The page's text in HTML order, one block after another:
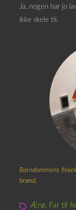
Ja, nogen har jo
ikke skele til.
Barndommens
brønd.
Ærø, Far til